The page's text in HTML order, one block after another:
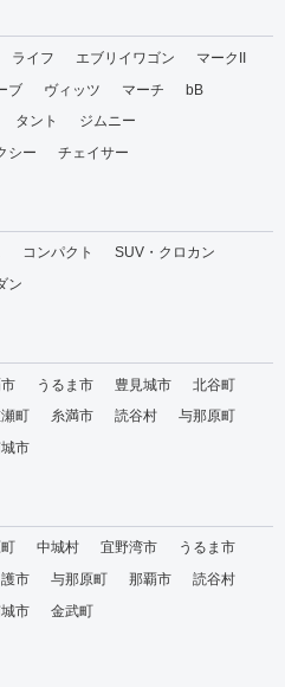
ライフ エブリイワゴン
マークII
ブ ヴィッツ マーチ
bB
タント
ジムニー
シー チェイサー
コンパクト
SUV・クロカン
ン
うるま市 豊見城市
北谷町
町 糸満市 読谷村
与那原町
市
中城村 宜野湾市
うるま市
市 与那原町 那覇市
読谷村
市 金武町